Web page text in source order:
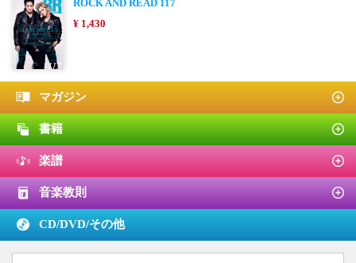
ROCK AND READ 117
¥ 1,430
マガジン
書籍
楽譜
音楽教則
CD/DVD/その他